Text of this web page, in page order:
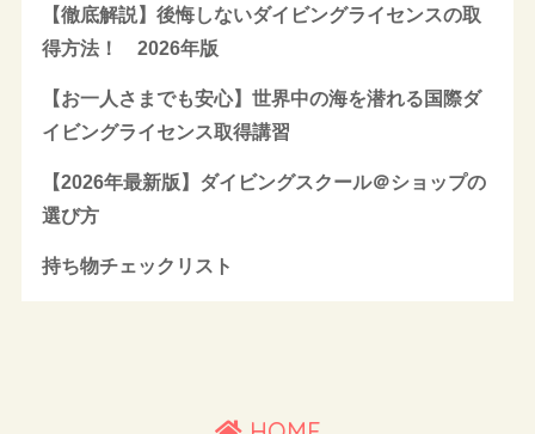
【徹底解説】後悔しないダイビングライセンスの取
得方法！ 2026年版
【お一人さまでも安心】世界中の海を潜れる国際ダ
イビングライセンス取得講習
【2026年最新版】ダイビングスクール＠ショップの
選び方
持ち物チェックリスト